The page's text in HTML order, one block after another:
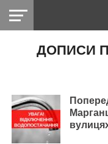
НІКОПОЛЬ
РАДІО
ДОПИСИ